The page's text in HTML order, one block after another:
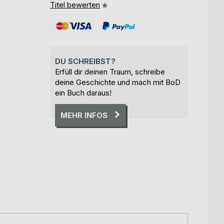
Titel bewerten
DU SCHREIBST?
Erfüll dir deinen Traum, schreibe
deine Geschichte und mach mit BoD
ein Buch daraus!
MEHR INFOS